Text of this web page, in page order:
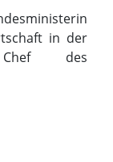
in der
des